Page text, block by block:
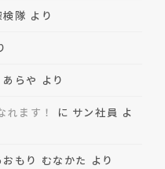
隊 より
らや より
れます！ に サン社員 よ
おもり むなかた より